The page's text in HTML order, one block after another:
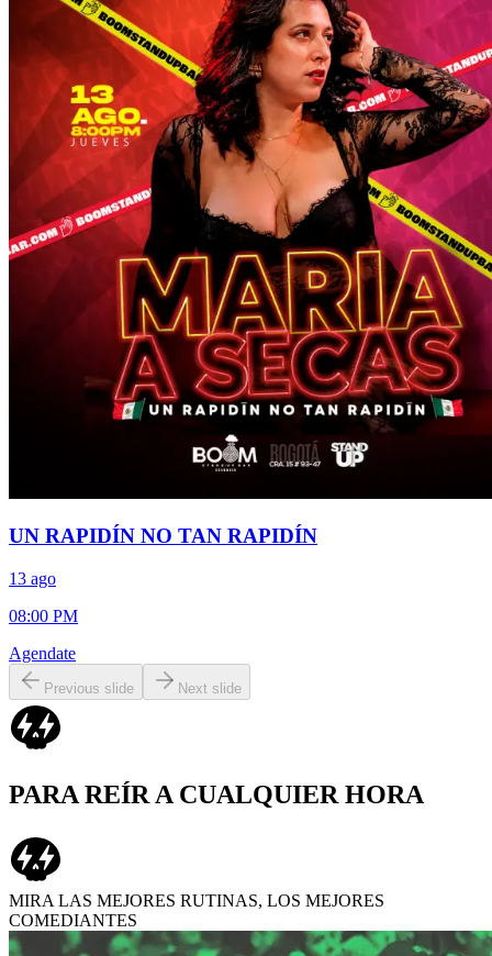
UN RAPIDÍN NO TAN RAPIDÍN
13 ago
08:00 PM
Agendate
Previous slide Next slide
PARA REÍR A CUALQUIER HORA
MIRA LAS MEJORES RUTINAS, LOS MEJORES
COMEDIANTES